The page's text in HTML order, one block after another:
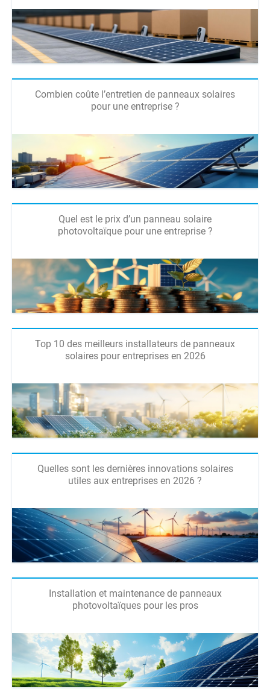
Combien coûte l’entretien de panneaux solaires
pour une entreprise ?
Quel est le prix d’un panneau solaire
photovoltaïque pour une entreprise ?
Top 10 des meilleurs installateurs de panneaux
solaires pour entreprises en 2026
Quelles sont les dernières innovations solaires
utiles aux entreprises en 2026 ?
Installation et maintenance de panneaux
photovoltaïques pour les pros